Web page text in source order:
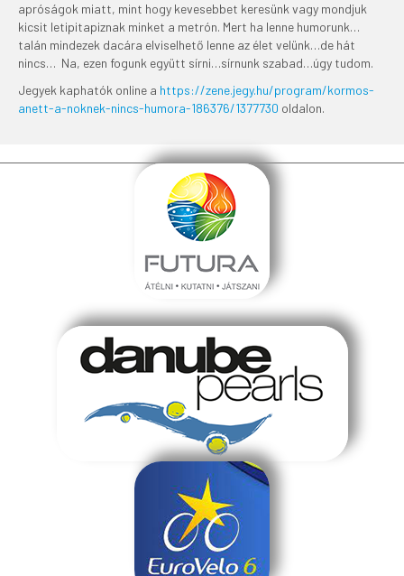
apróságok miatt, mint hogy kevesebbet keresünk vagy mondjuk
kicsit letipitapiznak minket a metrón. Mert ha lenne humorunk…
talán mindezek dacára elviselhető lenne az élet velünk…de hát
nincs… Na, ezen fogunk együtt sírni…sírnunk szabad…úgy tudom.
Jegyek kaphatók online a https://zene.jegy.hu/program/kormos-
anett-a-noknek-nincs-humora-186376/1377730 oldalon.